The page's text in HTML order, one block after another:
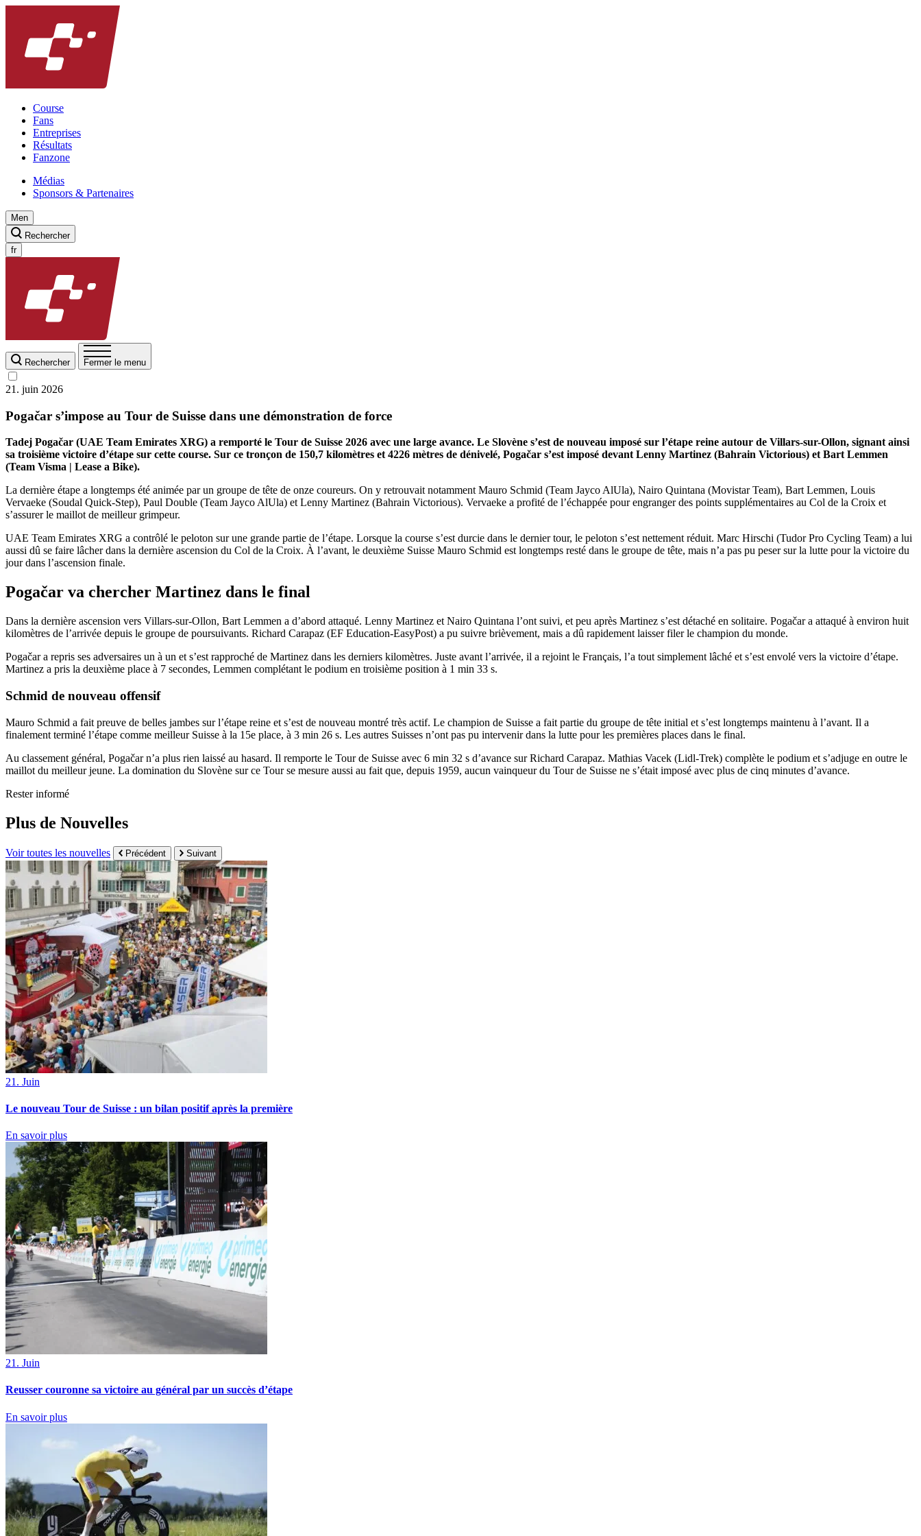
Course
Fans
Entreprises
Résultats
Fanzone
Médias
Sponsors & Partenaires
Men
Rechercher
fr
Rechercher Fermer le menu
21. juin 2026
Pogačar s’impose au Tour de Suisse dans une démonstration de force
Tadej Pogačar (UAE Team Emirates XRG) a remporté le Tour de Suisse 2026 avec une large avance. Le Slovène s’est de nouveau imposé sur l’étape reine autour de Villars-sur-Ollon, signant ainsi
sa troisième victoire d’étape sur cette course. Sur ce tronçon de 150,7 kilomètres et 4226 mètres de dénivelé, Pogačar s’est imposé devant Lenny Martinez (Bahrain Victorious) et Bart Lemmen
(Team Visma | Lease a Bike).
La dernière étape a longtemps été animée par un groupe de tête de onze coureurs. On y retrouvait notamment Mauro Schmid (Team Jayco AlUla), Nairo Quintana (Movistar Team), Bart Lemmen, Louis
Vervaeke (Soudal Quick-Step), Paul Double (Team Jayco AlUla) et Lenny Martinez (Bahrain Victorious). Vervaeke a profité de l’échappée pour engranger des points supplémentaires au Col de la Croix et
s’assurer le maillot de meilleur grimpeur.
UAE Team Emirates XRG a contrôlé le peloton sur une grande partie de l’étape. Lorsque la course s’est durcie dans le dernier tour, le peloton s’est nettement réduit. Marc Hirschi (Tudor Pro Cycling Team) a lui
aussi dû se faire lâcher dans la dernière ascension du Col de la Croix. À l’avant, le deuxième Suisse Mauro Schmid est longtemps resté dans le groupe de tête, mais n’a pas pu peser sur la lutte pour la victoire du
jour dans l’ascension finale.
Pogačar va chercher Martinez dans le final
Dans la dernière ascension vers Villars-sur-Ollon, Bart Lemmen a d’abord attaqué. Lenny Martinez et Nairo Quintana l’ont suivi, et peu après Martinez s’est détaché en solitaire. Pogačar a attaqué à environ huit
kilomètres de l’arrivée depuis le groupe de poursuivants. Richard Carapaz (EF Education-EasyPost) a pu suivre brièvement, mais a dû rapidement laisser filer le champion du monde.
Pogačar a repris ses adversaires un à un et s’est rapproché de Martinez dans les derniers kilomètres. Juste avant l’arrivée, il a rejoint le Français, l’a tout simplement lâché et s’est envolé vers la victoire d’étape.
Martinez a pris la deuxième place à 7 secondes, Lemmen complétant le podium en troisième position à 1 min 33 s.
Schmid de nouveau offensif
Mauro Schmid a fait preuve de belles jambes sur l’étape reine et s’est de nouveau montré très actif. Le champion de Suisse a fait partie du groupe de tête initial et s’est longtemps maintenu à l’avant. Il a
finalement terminé l’étape comme meilleur Suisse à la 15e place, à 3 min 26 s. Les autres Suisses n’ont pas pu intervenir dans la lutte pour les premières places dans le final.
Au classement général, Pogačar n’a plus rien laissé au hasard. Il remporte le Tour de Suisse avec 6 min 32 s d’avance sur Richard Carapaz. Mathias Vacek (Lidl-Trek) complète le podium et s’adjuge en outre le
maillot du meilleur jeune. La domination du Slovène sur ce Tour se mesure aussi au fait que, depuis 1959, aucun vainqueur du Tour de Suisse ne s’était imposé avec plus de cinq minutes d’avance.
Rester informé
Plus de Nouvelles
Voir toutes les nouvelles Précédent Suivant
21. Juin
Le nouveau Tour de Suisse : un bilan positif après la première
En savoir plus
21. Juin
Reusser couronne sa victoire au général par un succès d’étape
En savoir plus